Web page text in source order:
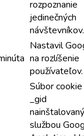
rozpoznanie
jedinečných
návštevníkov.
Nastavil
na rozlíšenie
používateľov.
Súbor cookie
_gid
nainštalovaný
službou